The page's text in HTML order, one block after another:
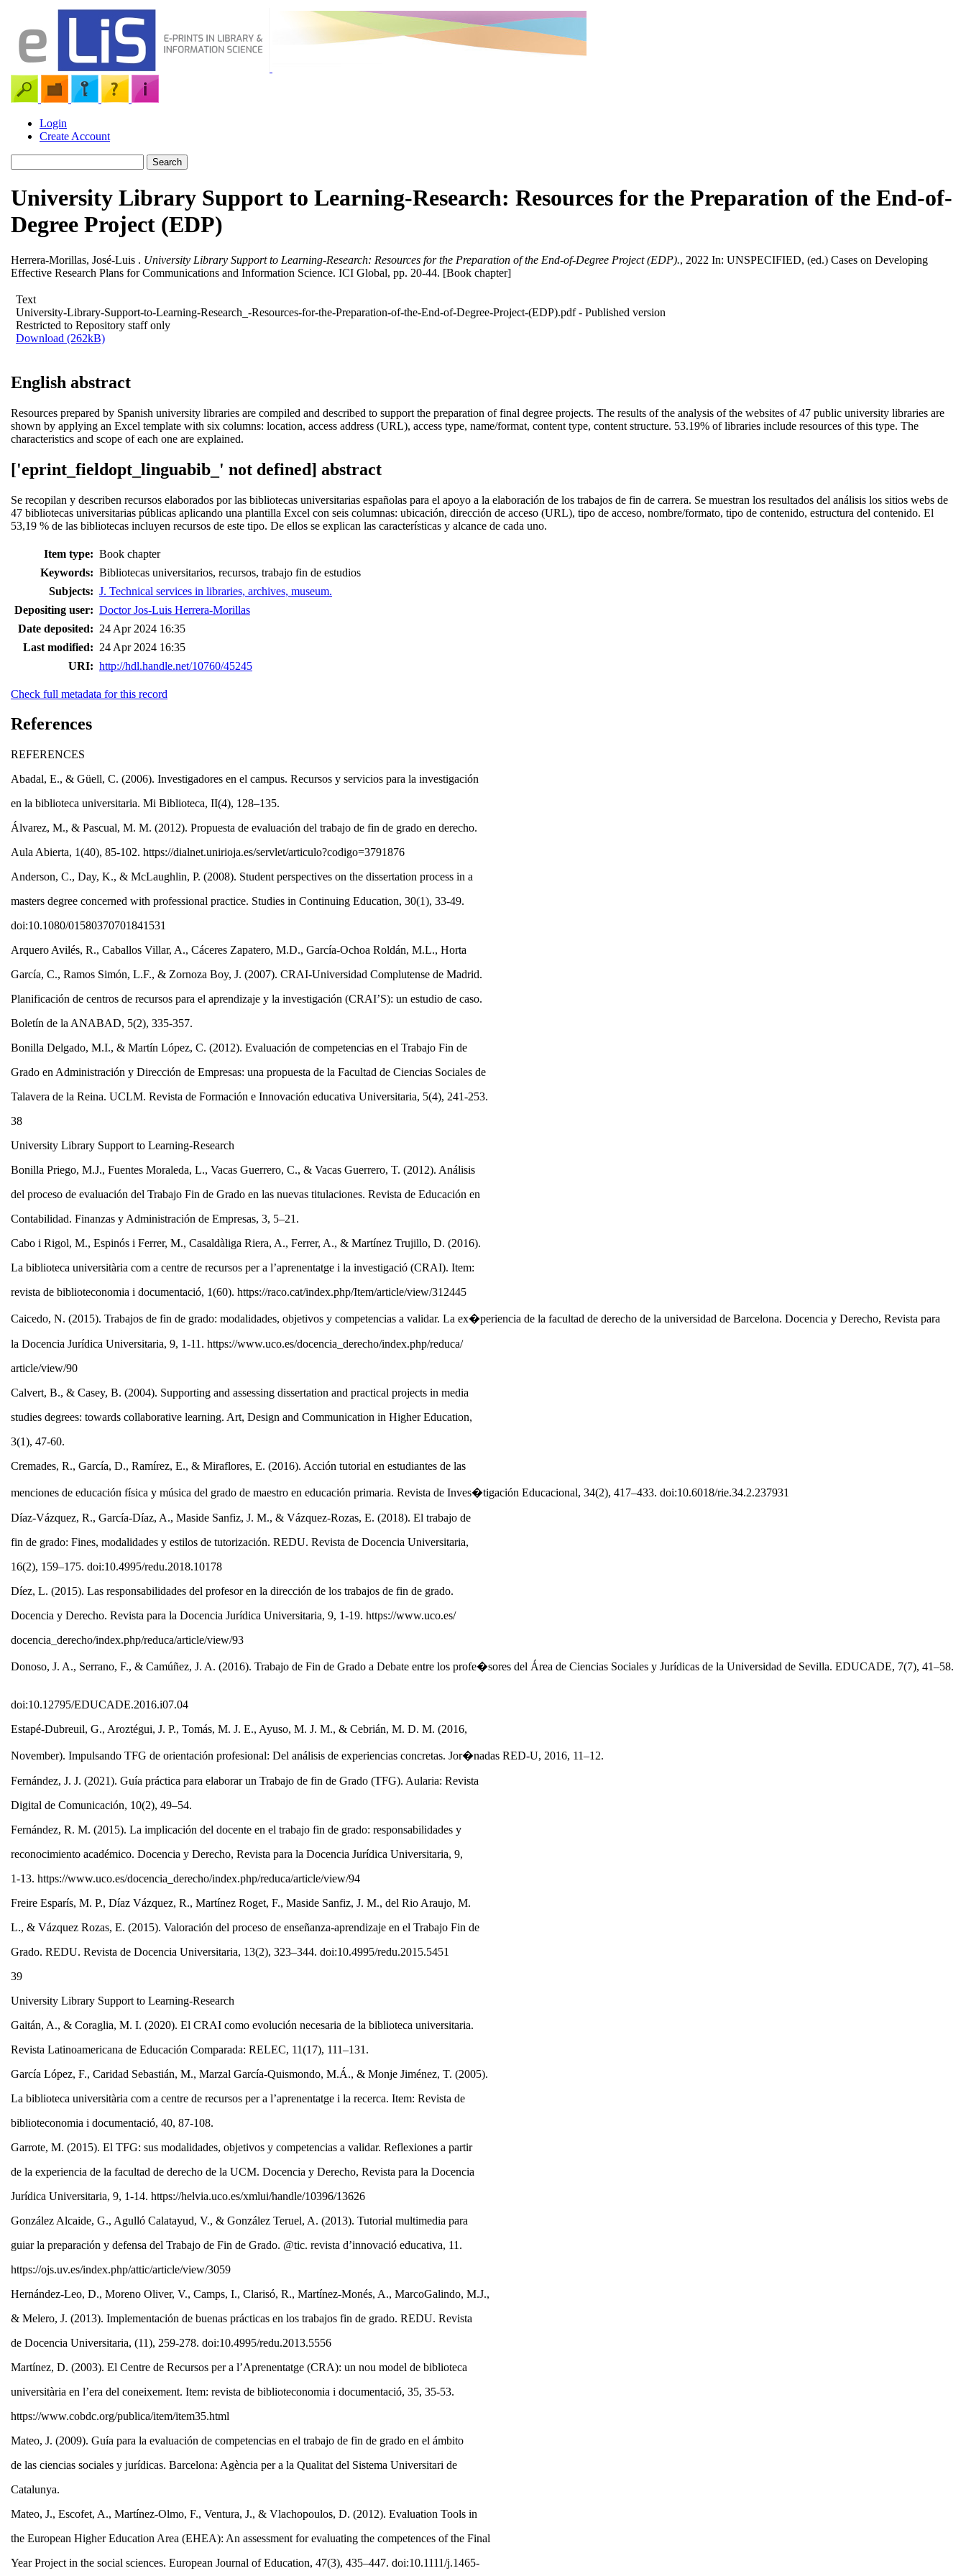
Login
Create Account
University Library Support to Learning-Research: Resources for the Preparation of the End-of-
Degree Project (EDP)
Herrera-Morillas, José-Luis . University Library Support to Learning-Research: Resources for the Preparation of the End-of-Degree Project (EDP)., 2022 In: UNSPECIFIED, (ed.) Cases on Developing
Effective Research Plans for Communications and Information Science. ICI Global, pp. 20-44. [Book chapter]
University-Library-Support-to-Learning-Research_-Resources-for-the-Preparation-of-the-End-of-Degree-Project-(EDP).pdf- Published version
Restricted to Repository staff only
Download (262kB)
English abstract
Resources prepared by Spanish university libraries are compiled and described to support the preparation of final degree projects. The results of the analysis of the websites of 47 public university libraries are
shown by applying an Excel template with six columns: location, access address (URL), access type, name/format, content type, content structure. 53.19% of libraries include resources of this type. The
characteristics and scope of each one are explained.
['eprint_fieldopt_linguabib_' not defined] abstract
Se recopilan y describen recursos elaborados por las bibliotecas universitarias españolas para el apoyo a la elaboración de los trabajos de fin de carrera. Se muestran los resultados del análisis los sitios webs de
47 bibliotecas universitarias públicas aplicando una plantilla Excel con seis columnas: ubicación, dirección de acceso (URL), tipo de acceso, nombre/formato, tipo de contenido, estructura del contenido. El
53,19 % de las bibliotecas incluyen recursos de este tipo. De ellos se explican las características y alcance de cada uno.
Item type: Book chapter
Keywords: Bibliotecas universitarios, recursos, trabajo fin de estudios
Subjects: J. Technical services in libraries, archives, museum.
Depositing user: Doctor Jos-Luis Herrera-Morillas
Date deposited: 24 Apr 2024 16:35
Last modified: 24 Apr 2024 16:35
URI: http://hdl.handle.net/10760/45245
Check full metadata for this record
References
REFERENCES
Abadal, E., & Güell, C. (2006). Investigadores en el campus. Recursos y servicios para la investigación
en la biblioteca universitaria. Mi Biblioteca, II(4), 128–135.
Álvarez, M., & Pascual, M. M. (2012). Propuesta de evaluación del trabajo de fin de grado en derecho.
Aula Abierta, 1(40), 85-102. https://dialnet.unirioja.es/servlet/articulo?codigo=3791876
Anderson, C., Day, K., & McLaughlin, P. (2008). Student perspectives on the dissertation process in a
masters degree concerned with professional practice. Studies in Continuing Education, 30(1), 33-49.
doi:10.1080/01580370701841531
Arquero Avilés, R., Caballos Villar, A., Cáceres Zapatero, M.D., García-Ochoa Roldán, M.L., Horta
García, C., Ramos Simón, L.F., & Zornoza Boy, J. (2007). CRAI-Universidad Complutense de Madrid.
Planificación de centros de recursos para el aprendizaje y la investigación (CRAI’S): un estudio de caso.
Boletín de la ANABAD, 5(2), 335-357.
Bonilla Delgado, M.I., & Martín López, C. (2012). Evaluación de competencias en el Trabajo Fin de
Grado en Administración y Dirección de Empresas: una propuesta de la Facultad de Ciencias Sociales de
Talavera de la Reina. UCLM. Revista de Formación e Innovación educativa Universitaria, 5(4), 241-253.
38
University Library Support to Learning-Research
Bonilla Priego, M.J., Fuentes Moraleda, L., Vacas Guerrero, C., & Vacas Guerrero, T. (2012). Análisis
del proceso de evaluación del Trabajo Fin de Grado en las nuevas titulaciones. Revista de Educación en
Contabilidad. Finanzas y Administración de Empresas, 3, 5–21.
Cabo i Rigol, M., Espinós i Ferrer, M., Casaldàliga Riera, A., Ferrer, A., & Martínez Trujillo, D. (2016).
La biblioteca universitària com a centre de recursos per a l’aprenentatge i la investigació (CRAI). Item:
revista de biblioteconomia i documentació, 1(60). https://raco.cat/index.php/Item/article/view/312445
Caicedo, N. (2015). Trabajos de fin de grado: modalidades, objetivos y competencias a validar. La ex�periencia de la facultad de derecho de la universidad de Barcelona. Docencia y Derecho, Revista para
la Docencia Jurídica Universitaria, 9, 1-11. https://www.uco.es/docencia_derecho/index.php/reduca/
article/view/90
Calvert, B., & Casey, B. (2004). Supporting and assessing dissertation and practical projects in media
studies degrees: towards collaborative learning. Art, Design and Communication in Higher Education,
3(1), 47-60.
Cremades, R., García, D., Ramírez, E., & Miraflores, E. (2016). Acción tutorial en estudiantes de las
menciones de educación física y música del grado de maestro en educación primaria. Revista de Inves�tigación Educacional, 34(2), 417–433. doi:10.6018/rie.34.2.237931
Díaz-Vázquez, R., García-Díaz, A., Maside Sanfiz, J. M., & Vázquez-Rozas, E. (2018). El trabajo de
fin de grado: Fines, modalidades y estilos de tutorización. REDU. Revista de Docencia Universitaria,
16(2), 159–175. doi:10.4995/redu.2018.10178
Díez, L. (2015). Las responsabilidades del profesor en la dirección de los trabajos de fin de grado.
Docencia y Derecho. Revista para la Docencia Jurídica Universitaria, 9, 1-19. https://www.uco.es/
docencia_derecho/index.php/reduca/article/view/93
Donoso, J. A., Serrano, F., & Camúñez, J. A. (2016). Trabajo de Fin de Grado a Debate entre los profe�sores del Área de Ciencias Sociales y Jurídicas de la Universidad de Sevilla. EDUCADE, 7(7), 41–58.
doi:10.12795/EDUCADE.2016.i07.04
Estapé-Dubreuil, G., Aroztégui, J. P., Tomás, M. J. E., Ayuso, M. J. M., & Cebrián, M. D. M. (2016,
November). Impulsando TFG de orientación profesional: Del análisis de experiencias concretas. Jor�nadas RED-U, 2016, 11–12.
Fernández, J. J. (2021). Guía práctica para elaborar un Trabajo de fin de Grado (TFG). Aularia: Revista
Digital de Comunicación, 10(2), 49–54.
Fernández, R. M. (2015). La implicación del docente en el trabajo fin de grado: responsabilidades y
reconocimiento académico. Docencia y Derecho, Revista para la Docencia Jurídica Universitaria, 9,
1-13. https://www.uco.es/docencia_derecho/index.php/reduca/article/view/94
Freire Esparís, M. P., Díaz Vázquez, R., Martínez Roget, F., Maside Sanfiz, J. M., del Rio Araujo, M.
L., & Vázquez Rozas, E. (2015). Valoración del proceso de enseñanza-aprendizaje en el Trabajo Fin de
Grado. REDU. Revista de Docencia Universitaria, 13(2), 323–344. doi:10.4995/redu.2015.5451
39
University Library Support to Learning-Research
Gaitán, A., & Coraglia, M. I. (2020). El CRAI como evolución necesaria de la biblioteca universitaria.
Revista Latinoamericana de Educación Comparada: RELEC, 11(17), 111–131.
García López, F., Caridad Sebastián, M., Marzal García-Quismondo, M.Á., & Monje Jiménez, T. (2005).
La biblioteca universitària com a centre de recursos per a l’aprenentatge i la recerca. Item: Revista de
biblioteconomia i documentació, 40, 87-108.
Garrote, M. (2015). El TFG: sus modalidades, objetivos y competencias a validar. Reflexiones a partir
de la experiencia de la facultad de derecho de la UCM. Docencia y Derecho, Revista para la Docencia
Jurídica Universitaria, 9, 1-14. https://helvia.uco.es/xmlui/handle/10396/13626
González Alcaide, G., Agulló Calatayud, V., & González Teruel, A. (2013). Tutorial multimedia para
guiar la preparación y defensa del Trabajo de Fin de Grado. @tic. revista d’innovació educativa, 11.
https://ojs.uv.es/index.php/attic/article/view/3059
Hernández-Leo, D., Moreno Oliver, V., Camps, I., Clarisó, R., Martínez-Monés, A., MarcoGalindo, M.J.,
& Melero, J. (2013). Implementación de buenas prácticas en los trabajos fin de grado. REDU. Revista
de Docencia Universitaria, (11), 259-278. doi:10.4995/redu.2013.5556
Martínez, D. (2003). El Centre de Recursos per a l’Aprenentatge (CRA): un nou model de biblioteca
universitària en l’era del coneixement. Item: revista de biblioteconomia i documentació, 35, 35-53.
https://www.cobdc.org/publica/item/item35.html
Mateo, J. (2009). Guía para la evaluación de competencias en el trabajo de fin de grado en el ámbito
de las ciencias sociales y jurídicas. Barcelona: Agència per a la Qualitat del Sistema Universitari de
Catalunya.
Mateo, J., Escofet, A., Martínez‐Olmo, F., Ventura, J., & Vlachopoulos, D. (2012). Evaluation Tools in
the European Higher Education Area (EHEA): An assessment for evaluating the competences of the Final
Year Project in the social sciences. European Journal of Education, 47(3), 435–447. doi:10.1111/j.1465-